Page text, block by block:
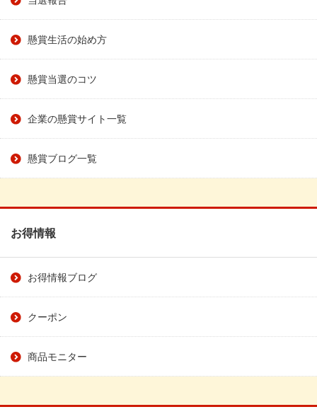
懸賞生活の始め方
懸賞当選のコツ
企業の懸賞サイト一覧
懸賞ブログ一覧
お得情報
お得情報ブログ
クーポン
商品モニター